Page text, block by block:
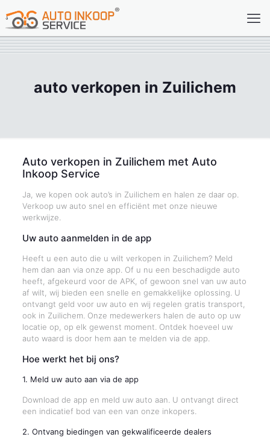
auto verkopen in Zuilichem
Auto verkopen in Zuilichem met Auto
Inkoop Service
Ja, we kopen ook auto’s in Zuilichem en halen ze daar op.
Verkoop uw auto snel en efficiënt met onze nieuwe
werkwijze.
Uw auto aanmelden in de app
Heeft u een auto die u wilt verkopen in Zuilichem? Meld
hem dan aan via onze app. Of u nu een beschadigde auto
heeft, afgekeurd voor de APK, of gewoon snel van uw auto
af wilt, wij bieden een snelle en gemakkelijke oplossing. U
ontvangt geld voor uw auto en wij regelen gratis transport,
ook in Zuilichem. Onze medewerkers halen de auto op uw
locatie op, op elk gewenst moment. Ontdek hoeveel uw
auto waard is door hem aan te melden via de app.
Hoe werkt het bij ons?
1. Meld uw auto aan via de app
Download de app en meld uw auto aan. U ontvangt direct
een indicatief bod van een van onze inkopers.
2. Ontvang biedingen van gekwalificeerde dealers